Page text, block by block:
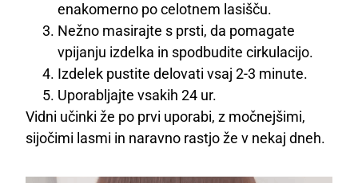
enakomerno po celotnem lasišču.
Nežno masirajte s prsti, da pomagate
vpijanju izdelka in spodbudite cirkulacijo.
Izdelek pustite delovati vsaj 2-3 minute.
Uporabljajte vsakih 24 ur.
Vidni učinki že po prvi uporabi, z močnejšimi,
sijočimi lasmi in naravno rastjo že v nekaj dneh.